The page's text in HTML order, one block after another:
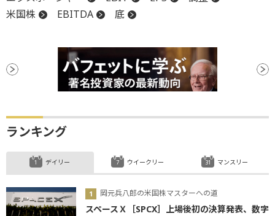
米国株
EBITDA 底
ランキング
デイリー
岡元兵八郎の米国株マスターへの道
スペースＸ［SPCX］上場後初の決算発表、数字
ウイークリー マンスリー